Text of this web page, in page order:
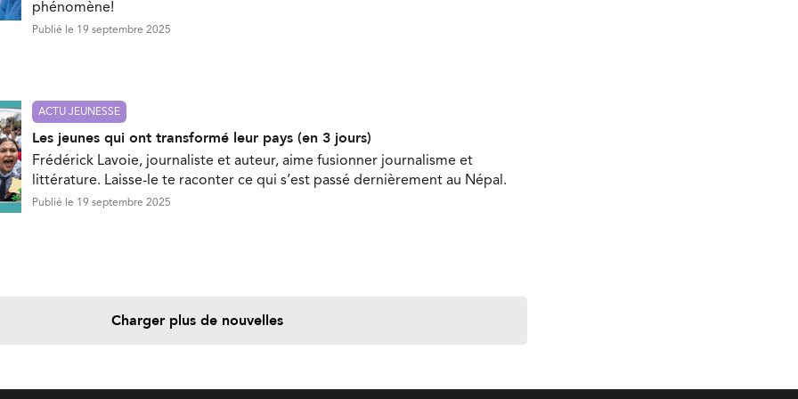
phénomène!
Publié le 19 septembre 2025
ACTU JEUNESSE
Les jeunes qui ont transformé leur pays (en 3 jours)
Frédérick Lavoie, journaliste et auteur, aime fusionner journalisme et
littérature. Laisse-le te raconter ce qui s’est passé dernièrement au Népal.
Publié le 19 septembre 2025
Charger plus de nouvelles